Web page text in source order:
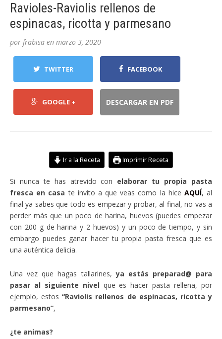
Ravioles-Raviolis rellenos de
espinacas, ricotta y parmesano
por frabisa en marzo 3, 2020
TWITTER FACEBOOK
GOOGLE + DESCARGAR EN PDF
Ir a la Receta Imprimir Receta
Si nunca te has atrevido con elaborar tu propia pasta
fresca en casa te invito a que veas como la hice AQUÍ, al
final ya sabes que todo es empezar y probar, al final, no vas a
perder más que un poco de harina, huevos (puedes empezar
con 200 g de harina y 2 huevos) y un poco de tiempo, y sin
embargo puedes ganar hacer tu propia pasta fresca que es
una auténtica delicia.
Una vez que hagas tallarines,ya estás preparad@ para
pasar al siguiente nivelque es hacer pasta rellena, por
ejemplo, estos“Raviolis rellenos de espinacas, ricotta y
parmesano”,
¿te animas?